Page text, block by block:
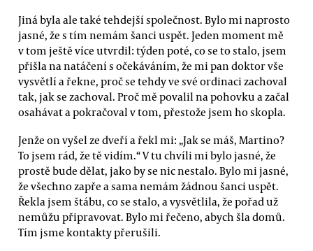
Jiná byla ale také tehdejší společnost. Bylo mi naprosto
jasné, že s tím nemám šanci uspět. Jeden moment mě
v tom ještě více utvrdil: týden poté, co se to stalo, jsem
přišla na natáčení s očekáváním, že mi pan doktor vše
vysvětlí a řekne, proč se tehdy ve své ordinaci zachoval
tak, jak se zachoval. Proč mě povalil na pohovku a začal
osahávat a pokračoval v tom, přestože jsem ho skopla.
Jenže on vyšel ze dveří a řekl mi: „Jak se máš, Martino?
To jsem rád, že tě vidím.“ V tu chvíli mi bylo jasné, že
prostě bude dělat, jako by se nic nestalo. Bylo mi jasné,
že všechno zapře a sama nemám žádnou šanci uspět.
Řekla jsem štábu, co se stalo, a vysvětlila, že pořad už
nemůžu připravovat. Bylo mi řečeno, abych šla domů.
Tím jsme kontakty přerušili.